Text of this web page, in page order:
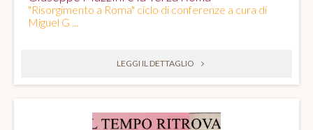
"Risorgimento a Roma" ciclo di conferenze a cura di
Miguel G ...
LEGGI IL DETTAGLIO